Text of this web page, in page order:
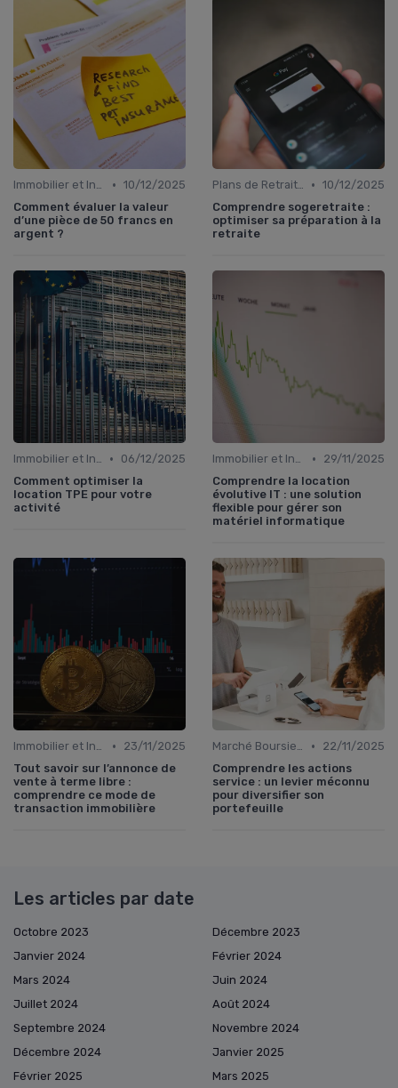
Immobilier et Investissements Locatifs • 10/12/2025
Comment évaluer la valeur
d’une pièce de 50 francs en
argent ?
Plans de Retraite et Pensions • 10/12/2025
Comprendre sogeretraite :
optimiser sa préparation à la
retraite
Immobilier et Investissements Locatifs •
06/12/2025
Comment optimiser la
location TPE pour votre
activité
Immobilier et Investissements Locatifs •
29/11/2025
Comprendre la location
évolutive IT : une solution
flexible pour gérer son
matériel informatique
Immobilier et Investissements Locatifs •
23/11/2025
Tout savoir sur l’annonce de
vente à terme libre :
comprendre ce mode de
transaction immobilière
Marché Boursier et Fonds d'Investissement •
22/11/2025
Comprendre les actions
service : un levier méconnu
pour diversifier son
portefeuille
Les articles par date
Octobre 2023
Décembre 2023
Janvier 2024
Février 2024
Mars 2024
Juin 2024
Juillet 2024
Août 2024
Septembre 2024
Novembre 2024
Décembre 2024
Janvier 2025
Février 2025
Mars 2025